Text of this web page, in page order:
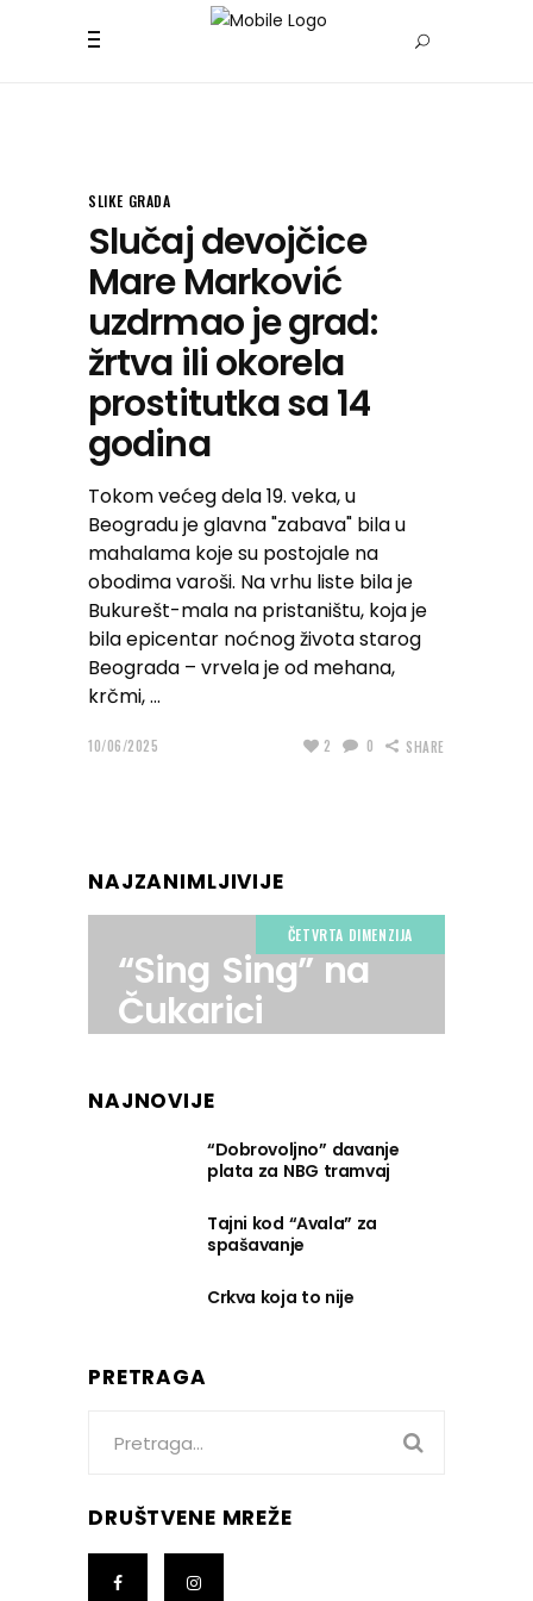
SLIKE GRADA
Slučaj devojčice
Mare Marković
uzdrmao je grad:
žrtva ili okorela
prostitutka sa 14
godina
Tokom većeg dela 19. veka, u
Beogradu je glavna "zabava" bila u
mahalama koje su postojale na
obodima varoši. Na vrhu liste bila je
Bukurešt-mala na pristaništu, koja je
bila epicentar noćnog života starog
Beograda – vrvela je od mehana,
krčmi,
10/06/2025 2 0 SHARE
NAJZANIMLJIVIJE
ČETVRTA DIMENZIJA
“Sing Sing” na
Čukarici
NAJNOVIJE
“Dobrovoljno” davanje
plata za NBG tramvaj
Tajni kod “Avala” za
spašavanje
Crkva koja to nije
PRETRAGA
DRUŠTVENE MREŽE